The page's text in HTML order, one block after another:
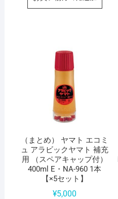
（まとめ） ヤマト エコミ
ュ アラビックヤマト 補充
用 （スペアキャップ付）
400ml E・NA-960 1本
【×5セット】
¥5,000